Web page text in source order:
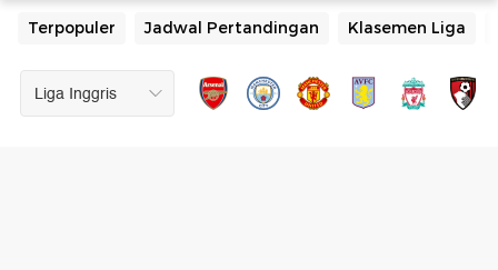
Terpopuler Jadwal Pertandingan Klasemen Liga